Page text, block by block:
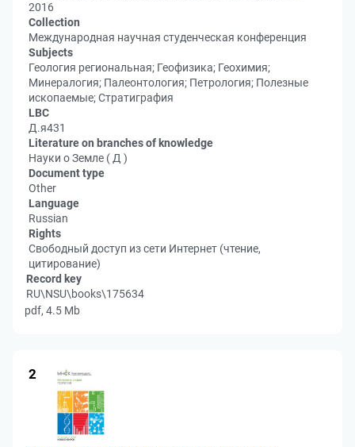
2016
Collection
Международная научная студенческая конференция
Subjects
Геология региональная; Геофизика; Геохимия;
Минералогия; Палеонтология; Петрология; Полезные
ископаемые; Стратиграфия
LBC
Д.я431
Literature on branches of knowledge
Науки о Земле ( Д )
Document type
Other
Language
Russian
Rights
Свободный доступ из сети Интернет (чтение,
цитирование)
Record key
RU\NSU\books\175634
pdf, 4.5 Mb
2